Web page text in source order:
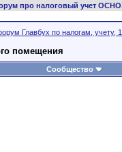
про налоговый учет
Главбух по налогам, учету,
помещения
Сообщество